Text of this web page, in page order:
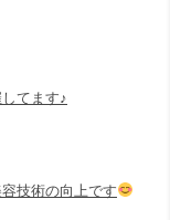
てます♪
技術の向上です